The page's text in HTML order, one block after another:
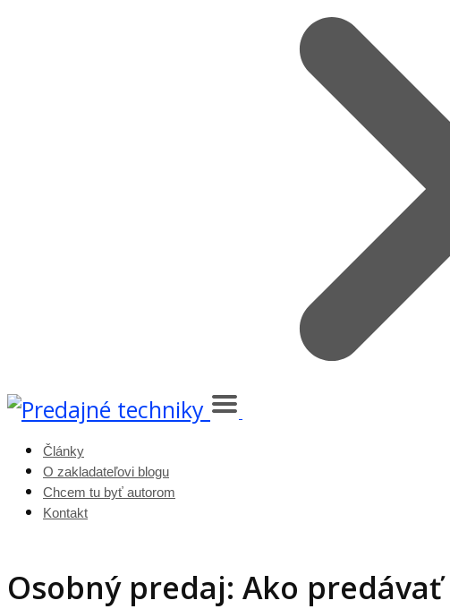
Články
O zakladateľovi blogu
Chcem tu byť autorom
Kontakt
Osobný predaj: Ako predávať